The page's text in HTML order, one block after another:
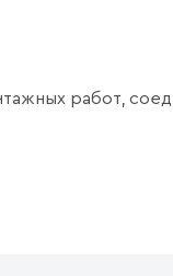
работ,